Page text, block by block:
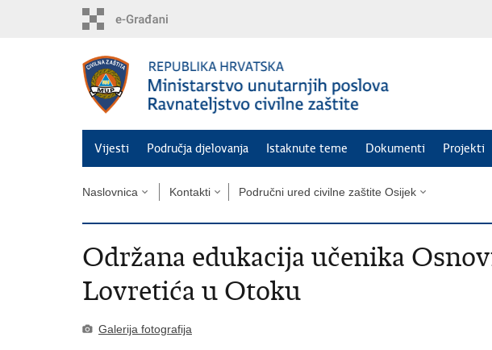
Vijesti Područja djelovanja Istaknute teme Dokumenti Projekti
Naslovnica Kontakti Područni ured civilne zaštite Osijek
Održana edukacija učenika
Lovretića u Otoku
Galerija fotografija